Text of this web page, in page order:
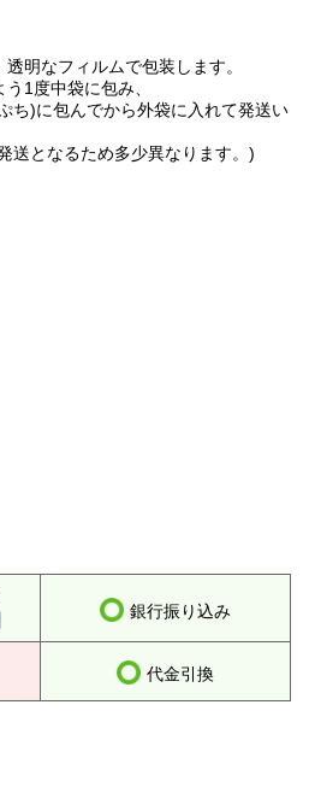
明なフィルムで包装します。
1度中袋に包み、
ち)に包んでから外袋に入れて発送い
送となるため多少異なります。)
銀行振り込み
代金引換